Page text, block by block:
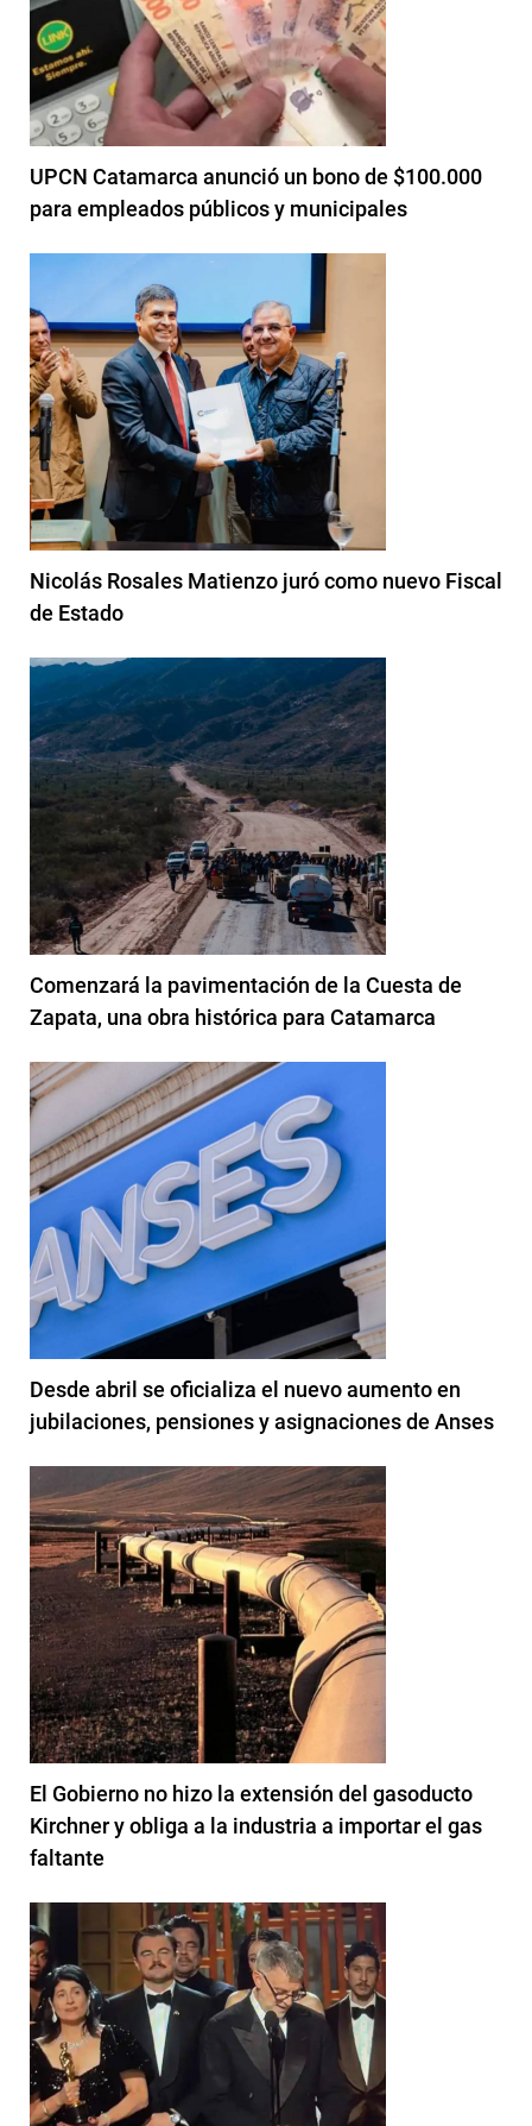
UPCN Catamarca anunció un bono de $100.000
para empleados públicos y municipales
Nicolás Rosales Matienzo juró como nuevo Fiscal
de Estado
Comenzará la pavimentación de la Cuesta de
Zapata, una obra histórica para Catamarca
Desde abril se oficializa el nuevo aumento en
jubilaciones, pensiones y asignaciones de Anses
El Gobierno no hizo la extensión del gasoducto
Kirchner y obliga a la industria a importar el gas
faltante